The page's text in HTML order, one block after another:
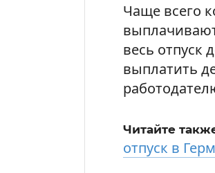
Чаще всего
весь отпуск
выплатить
Читайте
отпуск в